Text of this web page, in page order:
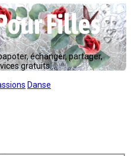
échanger, partager,
gratuits...
Danse